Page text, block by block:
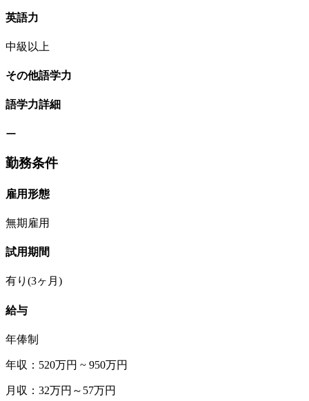
英語力
中級以上
その他語学力
語学力詳細
ー
勤務条件
雇用形態
無期雇用
試用期間
有り(3ヶ月)
給与
年俸制
年収：520万円 ~ 950万円
月収：32万円～57万円